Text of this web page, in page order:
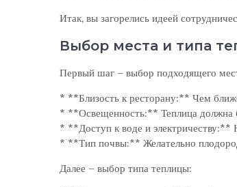
Итак, вы загорелись идеей
Выбор места и типа
Первый шаг – выбор подходящего
* **Близость к ресторану:** Чем
* **Освещенность:** Теплица должна
* **Доступ к воде и электричеству:**
* **Тип почвы:** Желательно
Далее – выбор типа теплицы: